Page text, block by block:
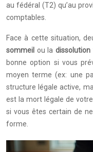
au fédéral (T2) qu’au
comptables.
Face à cette situation,
sommeil ou ladissolution
bonne option si vous
moyen terme (ex: une
structure légale active,
est la mort légale de
si vous êtes certain de
forme.